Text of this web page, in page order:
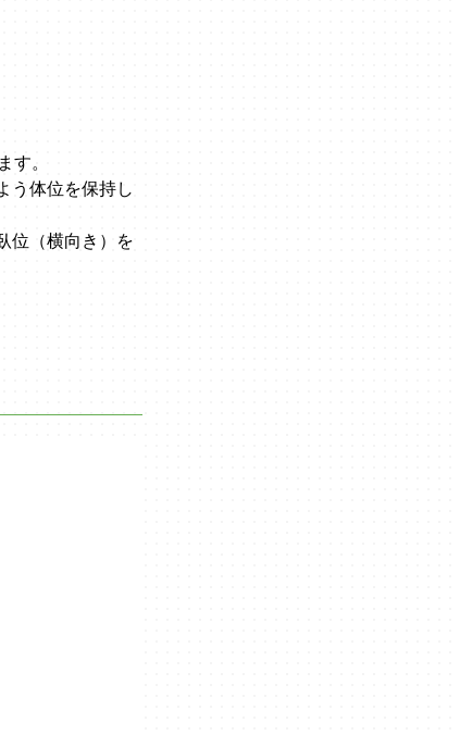
す。
う体位を保持し
位（横向き）を